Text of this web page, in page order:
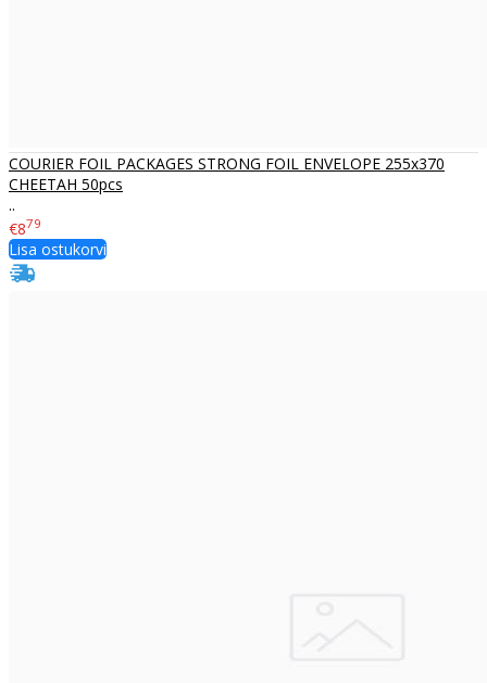
COURIER FOIL PACKAGES STRONG FOIL ENVELOPE 255x370
CHEETAH 50pcs
..
€879
Lisa ostukorvi